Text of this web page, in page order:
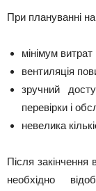
При плануванні
мінімум
вентиляція
зручний
перевірки і
невелика
Після закінчення
необхідно